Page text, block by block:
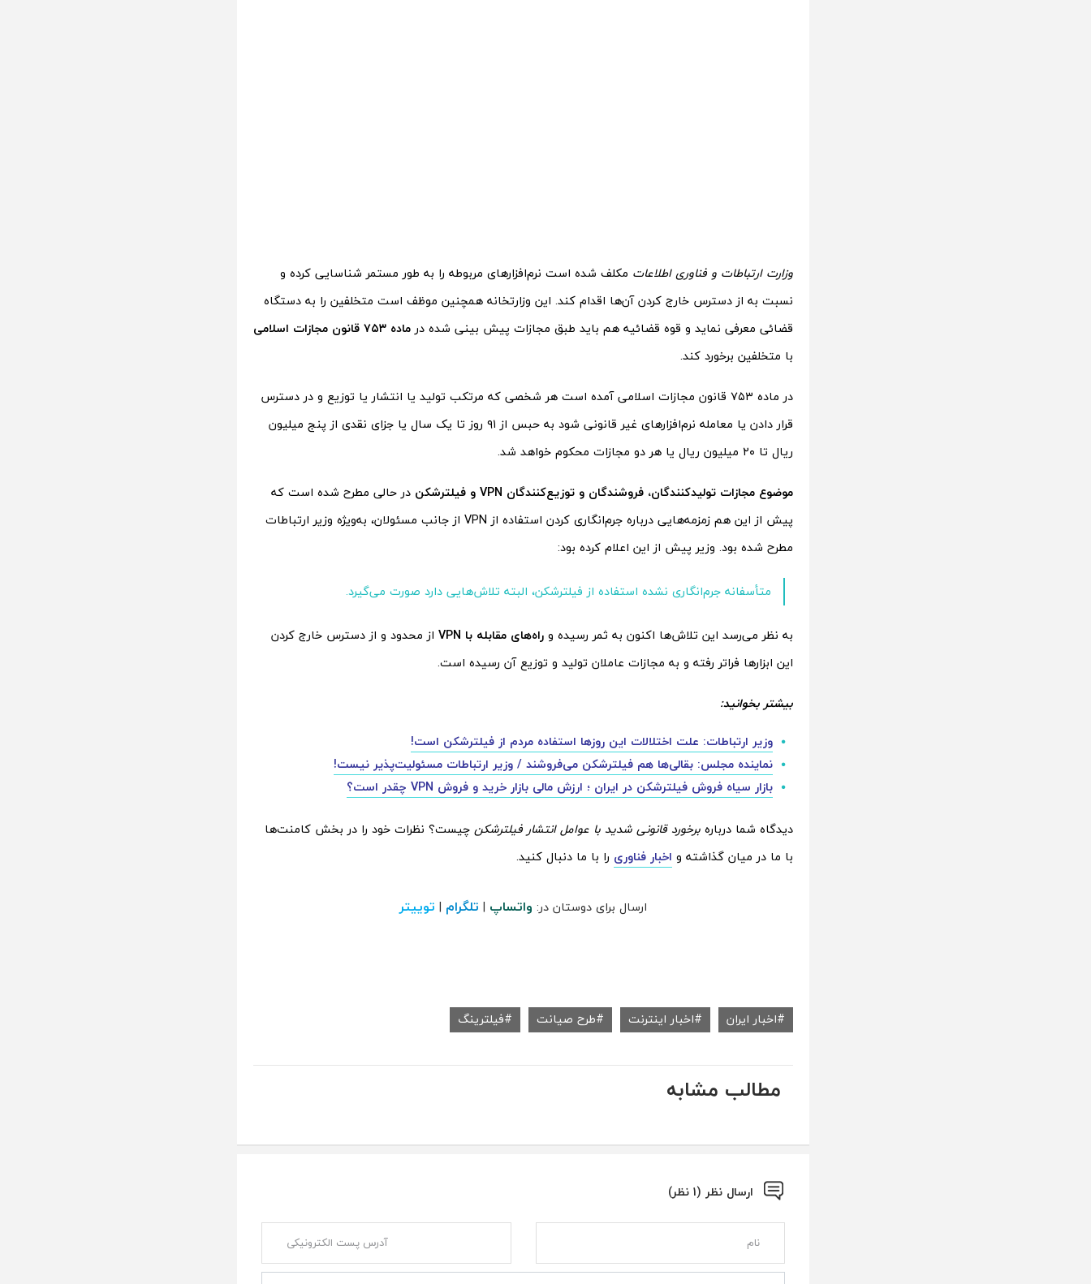
وزارت ارتباطات و فناوری اطلاعات مکلف شده است نرم‌افزارهای مربوطه را به طور مستمر شناسایی کرده و
نسبت به از دسترس خارج کردن آن‌ها اقدام کند. این وزارتخانه همچنین موظف است متخلفین را به دستگاه
قضائی معرفی نماید و قوه قضائیه هم باید طبق مجازات پیش بینی شده در ماده ۷۵۳ قانون مجازات اسلامی
با متخلفین برخورد کند.
در ماده ۷۵۳ قانون مجازات اسلامی آمده است هر شخصی که مرتکب تولید یا انتشار یا توزیع و در دسترس
قرار دادن یا معامله نرم‌افزارهای غیر قانونی شود به حبس از ۹۱ روز تا یک سال یا جزای نقدی از پنج میلیون
ریال تا ۲۰ میلیون ریال یا هر دو مجازات محکوم خواهد شد.
موضوع مجازات تولیدکنندگان، فروشندگان و توزیع‌کنندگان VPN و فیلترشکن
در حالی مطرح شده است که
پیش از این هم زمزمه‌هایی درباره جرم‌انگاری کردن استفاده از VPN از جانب مسئولان، به‌ویژه وزیر ارتباطات
مطرح شده بود. وزیر پیش از این اعلام کرده بود:
متأسفانه جرم‌انگاری نشده استفاده از فیلترشکن، البته تلاش‌هایی دارد صورت می‌گیرد.
به نظر می‌رسد این تلاش‌ها اکنون به ثمر رسیده و راه‌های مقابله با VPN
از محدود و از دسترس خارج کردن
این ابزارها فراتر رفته و به مجازات عاملان تولید و توزیع آن رسیده است.
بیشتر بخوانید:
وزیر ارتباطات: علت اختلالات این روزها استفاده مردم از فیلترشکن است!
نماینده مجلس: بقالی‌ها هم فیلترشکن می‌فروشند / وزیر ارتباطات مسئولیت‌پذیر نیست!
بازار سیاه فروش فیلترشکن در ایران ؛ ارزش مالی بازار خرید و فروش VPN چقدر است؟
دیدگاه شما درباره برخورد قانونی شدید با عوامل انتشار فیلترشکن چیست؟ نظرات خود را در بخش کامنت‌ها
با ما در میان گذاشته و اخبار فناوری را با ما دنبال کنید.
ارسال برای دوستان در: واتساپ | تلگرام | توییتر
اخبار ایران اخبار اینترنت طرح صیانت فیلترینگ
مطالب مشابه
ارسال نظر (1 نظر)